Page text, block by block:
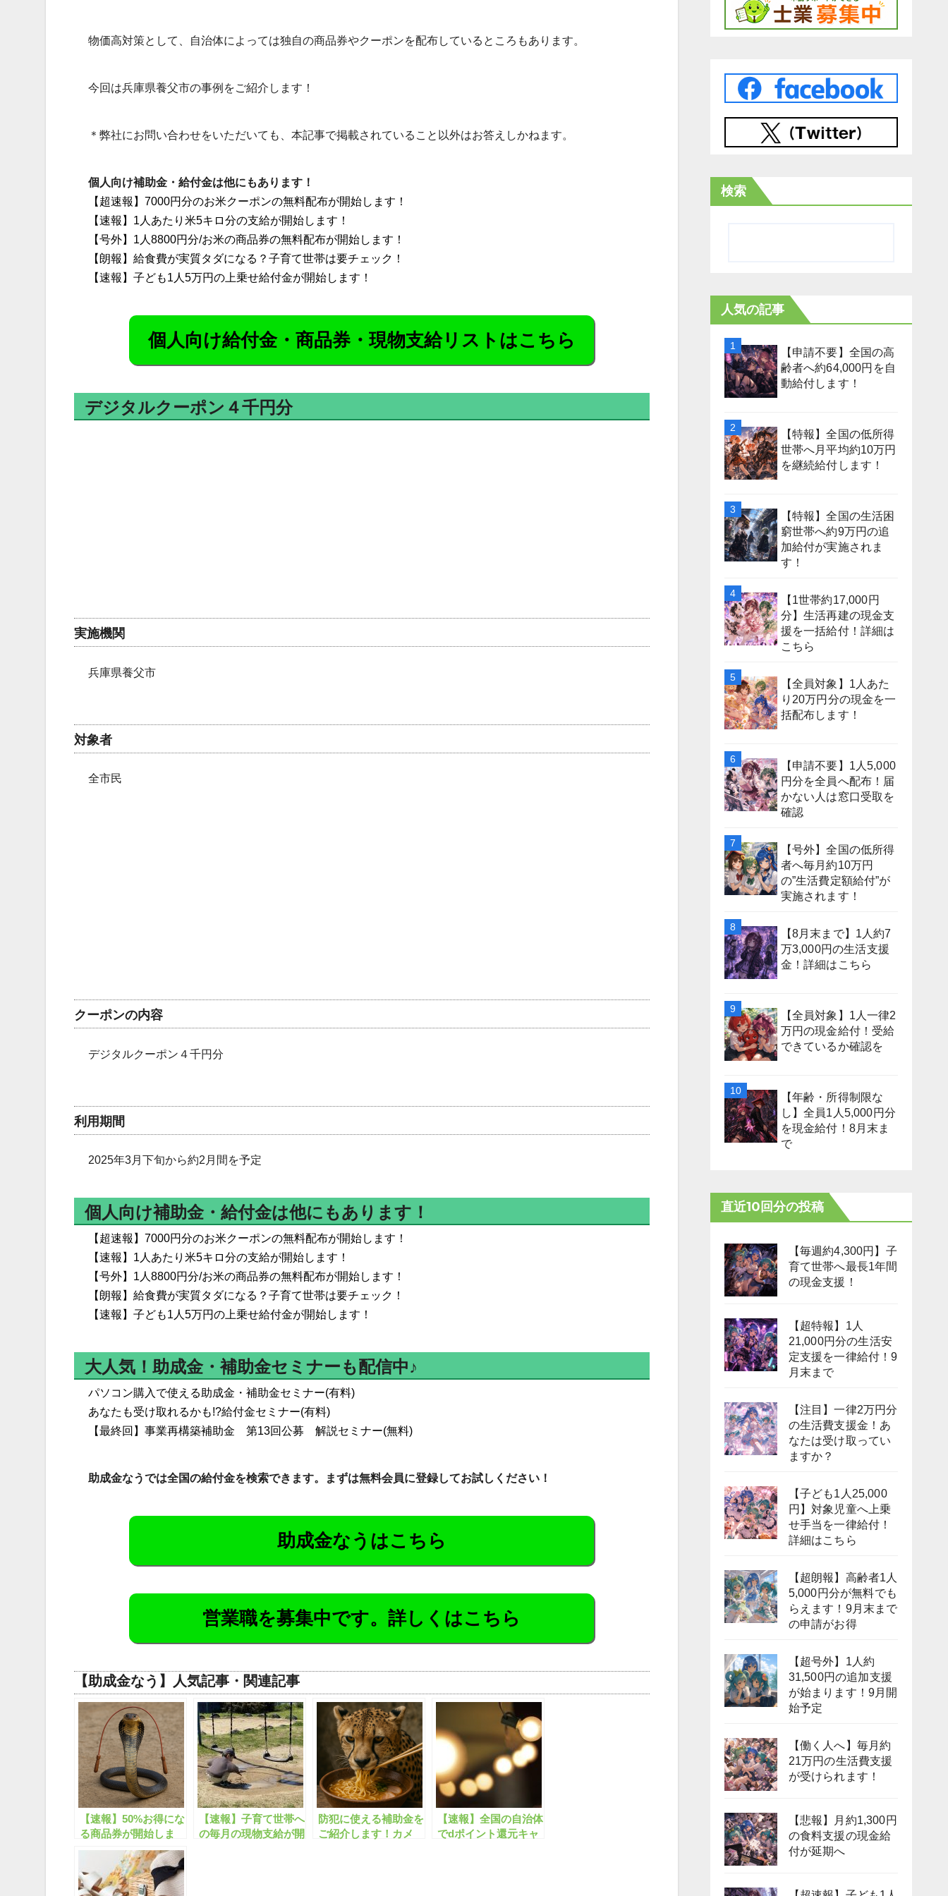
物価高対策として、自治体によっては独自の商品券やクーポンを配布しているところもあります。
今回は兵庫県養父市の事例をご紹介します！
＊弊社にお問い合わせをいただいても、本記事で掲載されていること以外はお答えしかねます。
個人向け補助金・給付金は他にもあります！
【超速報】7000円分のお米クーポンの無料配布が開始します！
【速報】1人あたり米5キロ分の支給が開始します！
【号外】1人8800円分/お米の商品券の無料配布が開始します！
【朗報】給食費が実質タダになる？子育て世帯は要チェック！
【速報】子ども1人5万円の上乗せ給付金が開始します！
個人向け給付金・商品券・現物支給リストはこちら
デジタルクーポン４千円分
実施機関
兵庫県養父市
対象者
全市民
クーポンの内容
デジタルクーポン４千円分
利用期間
2025年3月下旬から約2月間を予定
個人向け補助金・給付金は他にもあります！
【超速報】7000円分のお米クーポンの無料配布が開始します！
【速報】1人あたり米5キロ分の支給が開始します！
【号外】1人8800円分/お米の商品券の無料配布が開始します！
【朗報】給食費が実質タダになる？子育て世帯は要チェック！
【速報】子ども1人5万円の上乗せ給付金が開始します！
大人気！助成金・補助金セミナーも配信中♪
パソコン購入で使える助成金・補助金セミナー(有料)
あなたも受け取れるかも!?給付金セミナー(有料)
【最終回】事業再構築補助金 第13回公募 解説セミナー(無料)
助成金なうでは全国の給付金を検索できます。まずは無料会員に登録してお試しください！
助成金なうはこちら
営業職を募集中です。詳しくはこちら
【助成金なう】人気記事・関連記事
【速報】50%お得にな
る商品券が開始しま
す！
【速報】子育て世帯へ
の毎月の現物支給が開
防犯に使える補助金を
ご紹介します！カメ
【速報】全国の自治体
でdポイント還元キャ
検索
人気の記事
【申請不要】全国の高
齢者へ約64,000円を自
動給付します！
【特報】全国の低所得
世帯へ月平均約10万円
を継続給付します！
【特報】全国の生活困
窮世帯へ約9万円の追
加給付が実施されま
す！
【1世帯約17,000円
分】生活再建の現金支
援を一括給付！詳細は
こちら
【全員対象】1人あた
り20万円分の現金を一
括配布します！
【申請不要】1人5,000
円分を全員へ配布！届
かない人は窓口受取を
確認
【号外】全国の低所得
者へ毎月約10万円
の”生活費定額給付”が
実施されます！
【8月末まで】1人約7
万3,000円の生活支援
金！詳細はこちら
【全員対象】1人一律2
万円の現金給付！受給
できているか確認を
【年齢・所得制限な
し】全員1人5,000円分
を現金給付！8月末ま
で
直近10回分の投稿
【毎週約4,300円】子
育て世帯へ最長1年間
の現金支援！
【超特報】1人
21,000円分の生活安
定支援を一律給付！9
月末まで
【注目】一律2万円分
の生活費支援金！あ
なたは受け取ってい
ますか？
【子ども1人25,000
円】対象児童へ上乗
せ手当を一律給付！
詳細はこちら
【超朗報】高齢者1人
5,000円分が無料でも
らえます！9月末まで
の申請がお得
【超号外】1人約
31,500円の追加支援
が始まります！9月開
始予定
【働く人へ】毎月約
21万円の生活費支援
が受けられます！
【悲報】月約1,300円
の食料支援の現金給
付が延期へ